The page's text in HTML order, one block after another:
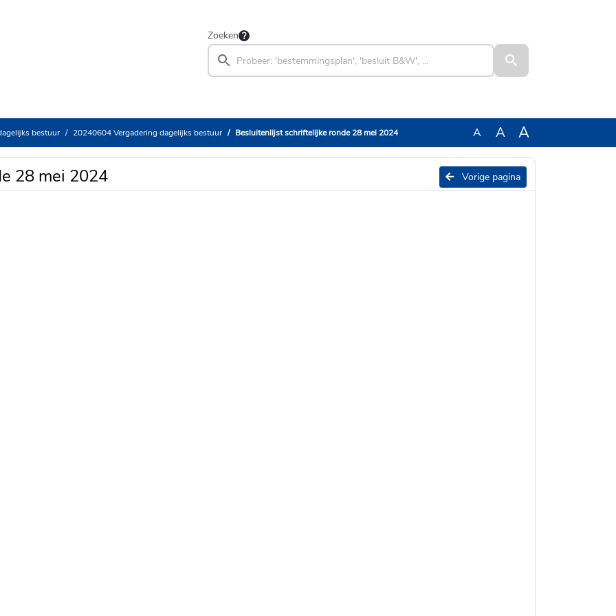
Zoeken
bestuur 20240604 Vergadering dagelijks bestuur Besluitenlijst schriftelijke ronde 28 mei 2024 A A A
Vorige pagina
28 mei 2024